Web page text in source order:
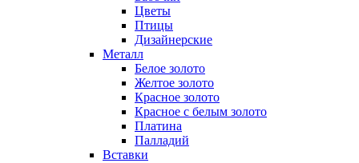
Цветы
Птицы
Дизайнерские
Металл
Белое золото
Желтое золото
Красное золото
Красное с белым золото
Платина
Палладий
Вставки